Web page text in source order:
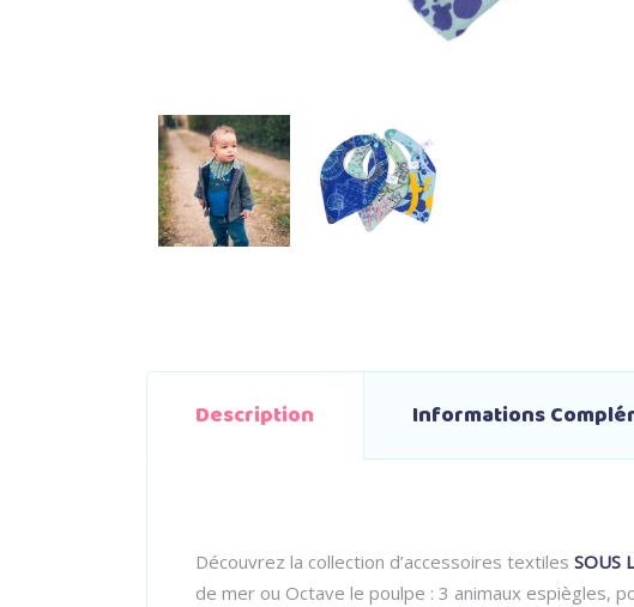
Description Informations
Découvrez la collection d’accessoires textiles SOUS
de mer ou Octave le poulpe : 3 animaux espiègles,